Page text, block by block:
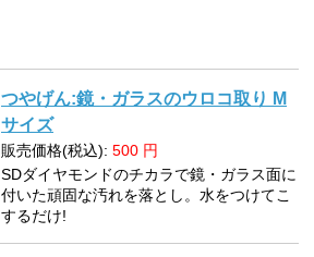
つやげん:鏡・ガラスのウロコ取り M
サイズ
販売価格(税込): 500 円
SDダイヤモンドのチカラで鏡・ガラス面に
付いた頑固な汚れを落とし。水をつけてこ
するだけ!